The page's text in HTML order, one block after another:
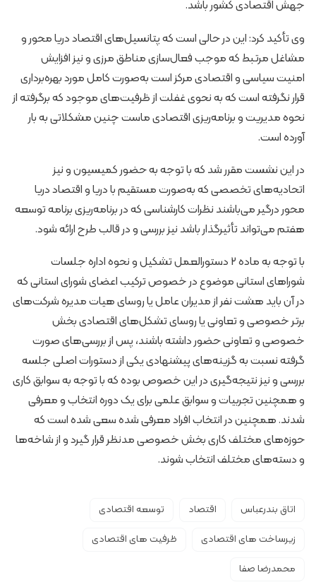
جهش اقتصادی کشور باشد.
وی تأکید کرد: این در حالی است که پتانسیل‌های اقتصاد دریا محور و
مشاغل مرتبط که موجب فعال‌سازی مناطق مرزی و نیز افزایش
امنیت سیاسی و اقتصادی مرکز است به‌صورت کامل مورد بهره‌برداری
قرار نگرفته است که به نحوی غفلت از ظرفیت‌های موجود که برگرفته از
نحوه مدیریت و برنامه‌ریزی اقتصادی ماست چنین مشکلاتی به بار
آورده است.
در این نشست مقرر شد که با توجه به حضور کمیسیون و نیز
اتحادیه‌های تخصصی که به‌صورت مستقیم با دریا و اقتصاد دریا
محور درگیر می‌باشند نظرات کارشناسی که در برنامه‌ریزی برنامه توسعه
هفتم می‌تواند تأثیرگذار باشد نیز بررسی و در قالب طرح ارائه شود.
با توجه به ماده 2 دستورالعمل تشکیل و نحوه اداره جلسات
شوراهای استانی موضوع در خصوص ترکیب اعضای شورای استانی که
در آن باید هشت نفر از مدیران عامل یا روسای هیات مدیره شرکت‌های
برتر خصوصی و تعاونی یا روسای تشکل‌های اقتصادی بخش
خصوصی و تعاونی حضور داشته باشند، پس از بررسی‌های صورت
گرفته نسبت به گزینه‌های پیشنهادی یکی از دستورات اصلی جلسه
بررسی و نیز نتیجه‌گیری در این خصوص بوده که با توجه به سوابق کاری
و همچنین تجربیات و سوابق علمی برای یک دوره انتخاب و معرفی
شدند. همچنین در انتخاب افراد معرفی شده سعی شده است که
حوزه‌های مختلف کاری بخش خصوصی مدنظر قرار گیرد و از شاخه‌ها
و دسته‌های مختلف انتخاب شوند.
اتاق بندرعباس اقتصاد
توسعه اقتصادی
زیرساخت های اقتصادی
ظرفیت های اقتصادی
محمدرضا صفا